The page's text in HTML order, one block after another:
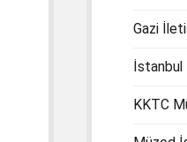
Gazi
İstanbul
KKTC